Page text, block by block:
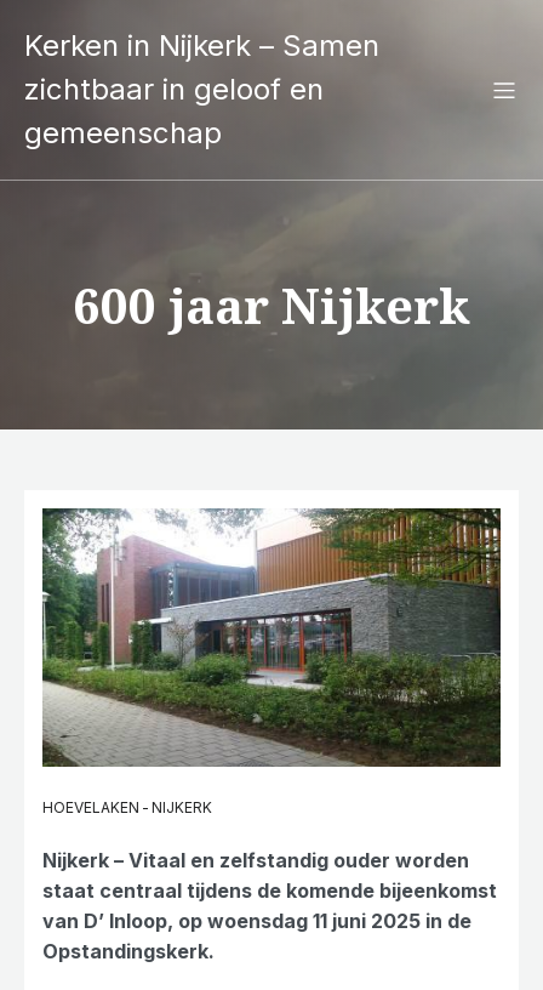
Kerken in Nijkerk – Samen
zichtbaar in geloof en
gemeenschap
600 jaar Nijkerk
HOEVELAKEN - NIJKERK
Nijkerk – Vitaal en zelfstandig ouder worden
staat centraal tijdens de komende bijeenkomst
van D’ Inloop, op woensdag 11 juni 2025 in de
Opstandingskerk.